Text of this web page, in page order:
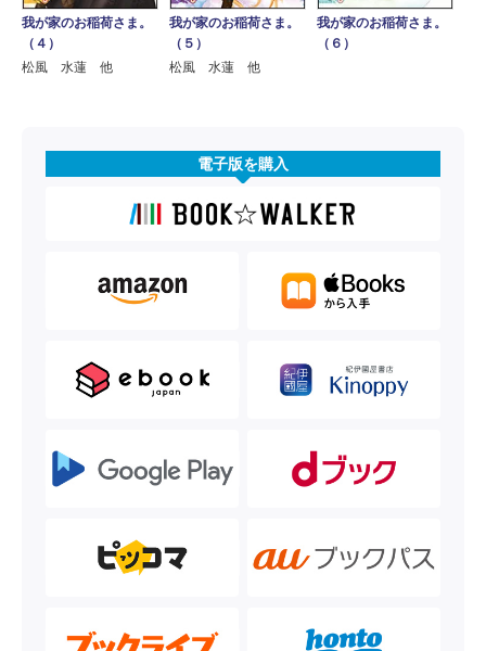
我が家のお稲荷さま。
（４）
松風 水蓮 他
我が家のお稲荷さま。
（５）
松風 水蓮 他
我が家のお稲荷さま。
（６）
電子版を購入